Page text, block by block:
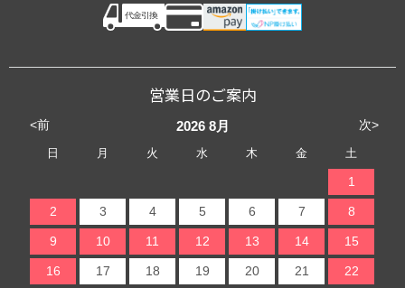
営業日のご案内
<前 次>
2026 8月
日 月 火 水 木 金 土
1
2 3 4 5 6 7 8
9 10 11 12 13 14 15
16 17 18 19 20 21 22